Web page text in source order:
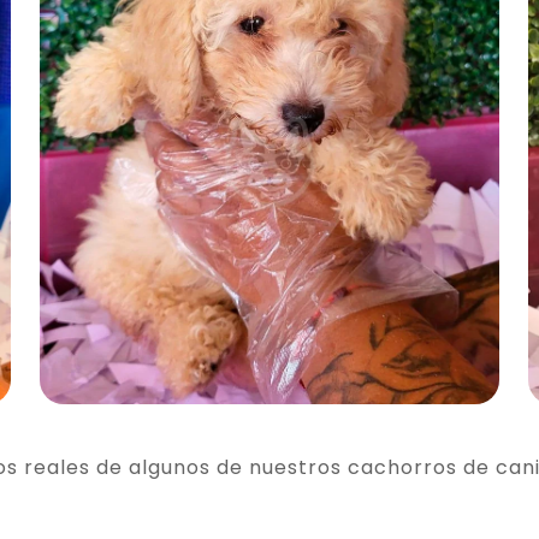
reales de algunos de nuestros cachorros de